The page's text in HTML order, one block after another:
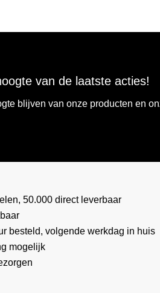
van de laatste acties!
blijven van onze producten en
50.000 direct leverbaar
besteld, volgende werkdag in huis
mogelijk